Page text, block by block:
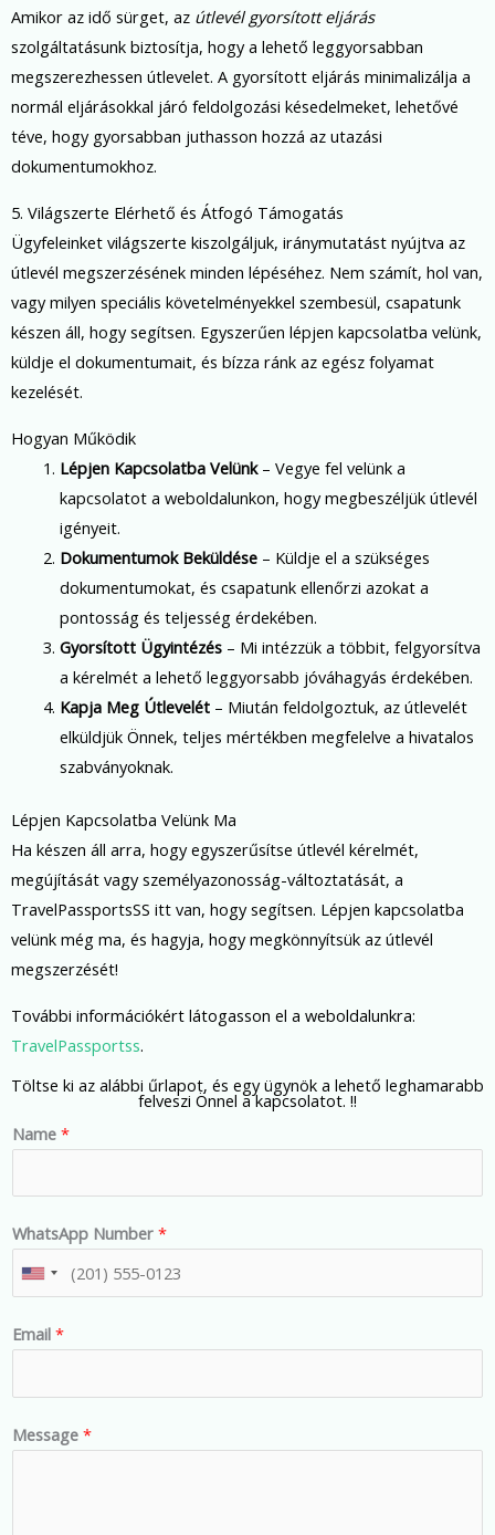
Amikor az idő sürget, az útlevél gyorsított eljárás
szolgáltatásunk biztosítja, hogy a lehető leggyorsabban
megszerezhessen útlevelet. A gyorsított eljárás minimalizálja a
normál eljárásokkal járó feldolgozási késedelmeket, lehetővé
téve, hogy gyorsabban juthasson hozzá az utazási
dokumentumokhoz.
5. Világszerte Elérhető és Átfogó Támogatás
Ügyfeleinket világszerte kiszolgáljuk, iránymutatást nyújtva az
útlevél megszerzésének minden lépéséhez. Nem számít, hol van,
vagy milyen speciális követelményekkel szembesül, csapatunk
készen áll, hogy segítsen. Egyszerűen lépjen kapcsolatba velünk,
küldje el dokumentumait, és bízza ránk az egész folyamat
kezelését.
Hogyan Működik
Lépjen Kapcsolatba Velünk– Vegye fel velünk a
kapcsolatot a weboldalunkon, hogy megbeszéljük útlevél
igényeit.
Dokumentumok Beküldése– Küldje el a szükséges
dokumentumokat, és csapatunk ellenőrzi azokat a
pontosság és teljesség érdekében.
Gyorsított Ügyintézés– Mi intézzük a többit, felgyorsítva
a kérelmét a lehető leggyorsabb jóváhagyás érdekében.
Kapja Meg Útlevelét– Miután feldolgoztuk, az útlevelét
elküldjük Önnek, teljes mértékben megfelelve a hivatalos
szabványoknak.
Lépjen Kapcsolatba Velünk Ma
Ha készen áll arra, hogy egyszerűsítse útlevél kérelmét,
megújítását vagy személyazonosság-változtatását, a
TravelPassportsSS itt van, hogy segítsen. Lépjen kapcsolatba
velünk még ma, és hagyja, hogy megkönnyítsük az útlevél
megszerzését!
További információkért látogasson el a weboldalunkra:
TravelPassportss.
Töltse ki az alábbi űrlapot, és egy ügynök a lehető leghamarabb
felveszi Önnel a kapcsolatot. !!
Name *
WhatsApp Number *
U
i
e
d
Email *
Message *